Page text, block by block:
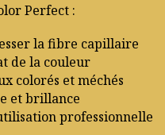
Perfect :
la fibre capillaire
de la couleur
colorés et méchés
et brillance
professionnelle